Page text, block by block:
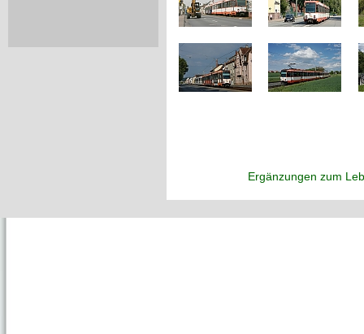
Ergänzungen zum